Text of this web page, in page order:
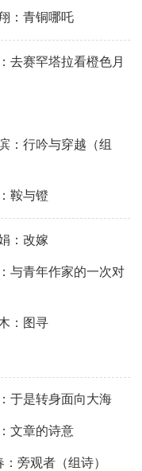
：青铜哪吒
去赛罕塔拉看橙色月
：行吟与穿越（组
鞍与镫
：改嫁
与青年作家的一次对
：图寻
于是转身面向大海
文章的诗意
旁观者（组诗）